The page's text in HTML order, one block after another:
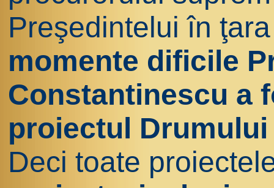
Preşedintelui în
momente dificile
Constantinescu a
proiectul
Deci toate